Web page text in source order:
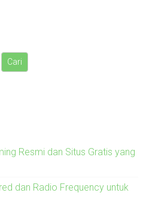
Cari
Resmi dan Situs Gratis yang
dan Radio Frequency untuk